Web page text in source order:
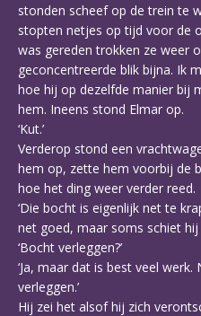
stonden scheef op de trein te
stopten netjes op tijd voor de
was gereden trokken ze weer
geconcentreerde blik bijna. Ik
hoe hij op dezelfde manier bij
hem. Ineens stond Elmar op.
‘Kut.’
Verderop stond een
hem op, zette hem voorbij de
hoe het ding weer verder reed.
‘Die bocht is eigenlijk net te
net goed, maar soms schiet hij
‘Bocht verleggen?’
‘Ja, maar dat is best veel
verleggen.’
Hij zei het alsof hij zich